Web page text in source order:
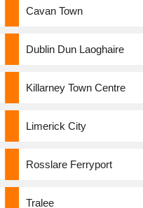
Cavan Town
Dublin Dun Laoghaire
Killarney Town Centre
Limerick City
Rosslare Ferryport
Tralee